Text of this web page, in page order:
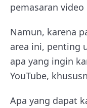
pemasaran video
Namun, karena
area ini, penting
apa yang ingin
YouTube,
Apa yang dapat